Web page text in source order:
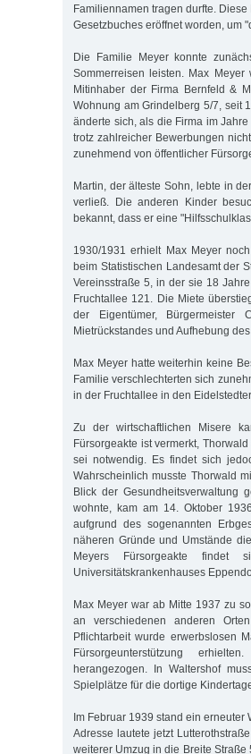
Familiennamen tragen durfte.
Gesetzbuches eröffnet worden, um
Die Familie Meyer konnte
Sommerreisen leisten. Max
Mitinhaber der Firma Bernfeld &
Wohnung am Grindelberg 5/7, seit
änderte sich, als die Firma im
trotz zahlreicher Bewerbungen
zunehmend von öffentlicher
Martin, der älteste Sohn, lebte in
verließ. Die anderen Kinder
bekannt, dass er eine
1930/1931 erhielt Max Meyer
beim Statistischen Landesamt der
Vereinsstraße 5, in der sie 18
Fruchtallee 121. Die Miete
der Eigentümer,
Mietrückstandes und Aufhebung
Max Meyer hatte weiterhin keine
Familie verschlechterten sich
in der Fruchtallee in den
Zu der wirtschaftlichen Misere
Fürsorgeakte ist vermerkt,
sei notwendig. Es findet sich
Wahrscheinlich musste Thorwald
Blick der Gesundheitsverwaltung
wohnte, kam am 14. Oktober
aufgrund des sogenannten
näheren Gründe und Umstände
Meyers Fürsorgeakte findet
Universitätskrankenhauses
Max Meyer war ab Mitte 1937 zu
an verschiedenen anderen
Pflichtarbeit wurde erwerbslosen
Fürsorgeunterstützung
herangezogen. In Waltershof
Spielplätze für die dortige
Im Februar 1939 stand ein
Adresse lautete jetzt
weiterer Umzug in die Breite